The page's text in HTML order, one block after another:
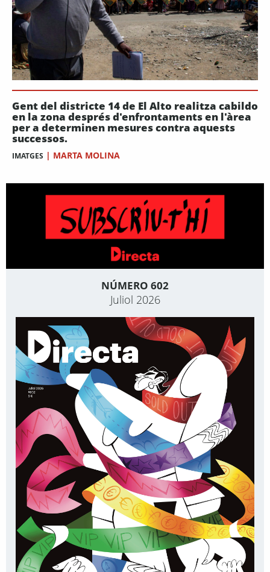
Gent del districte 14 de El Alto realitza cabildo
en la zona després d'enfrontaments en l'àrea
per a determinen mesures contra aquests
successos.
IMATGES | MARTA MOLINA
NÚMERO 602
Juliol 2026